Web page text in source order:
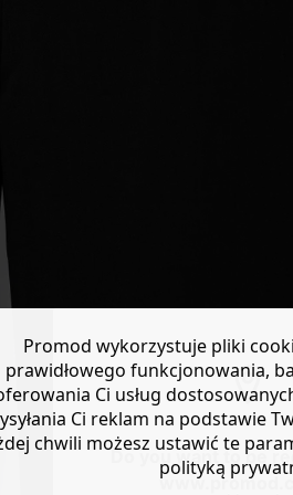
Do you want to be
Promod wykorzystuje pliki
prawidłowego funkcjonowania,
Ci usług
Ci reklam na podstawie
chwili możesz ustawić te
polityką